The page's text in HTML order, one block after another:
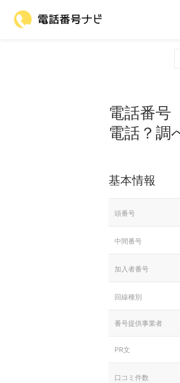
電話番号
電話？調
基本情報
頭番号
中間番号
加入者番号
回線種別
番号提供事業者
PR文
口コミ件数